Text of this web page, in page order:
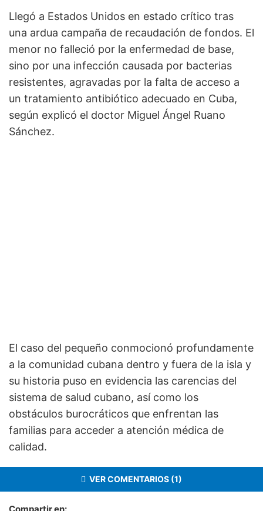
Llegó a Estados Unidos en estado crítico tras
una ardua campaña de recaudación de fondos. El
menor no falleció por la enfermedad de base,
sino por una infección causada por bacterias
resistentes, agravadas por la falta de acceso a
un tratamiento antibiótico adecuado en Cuba,
según explicó el doctor Miguel Ángel Ruano
Sánchez.
El caso del pequeño conmocionó profundamente
a la comunidad cubana dentro y fuera de la isla y
su historia puso en evidencia las carencias del
sistema de salud cubano, así como los
obstáculos burocráticos que enfrentan las
familias para acceder a atención médica de
calidad.
VER COMENTARIOS (1)